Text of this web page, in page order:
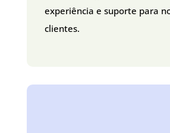
experiência e suporte para
clientes.